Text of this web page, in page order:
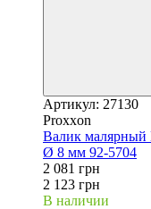
Артикул: 27130
Proxxon
Валик малярный
Ø 8 мм 92-5704
2 081 грн
2 123 грн
В наличии